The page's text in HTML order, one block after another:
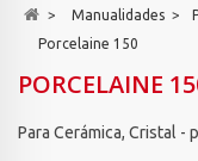
> Manualidades >
Porcelaine 150
PORCELAINE
Para Cerámica, Cristal -